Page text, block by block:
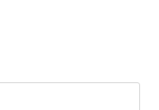
통해 독자는 자신의 마